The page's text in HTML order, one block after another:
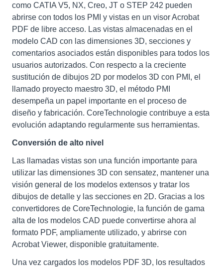
como CATIA V5, NX, Creo, JT o STEP 242 pueden
abrirse con todos los PMI y vistas en un visor Acrobat
PDF de libre acceso. Las vistas almacenadas en el
modelo CAD con las dimensiones 3D, secciones y
comentarios asociados están disponibles para todos los
usuarios autorizados. Con respecto a la creciente
sustitución de dibujos 2D por modelos 3D con PMI, el
llamado proyecto maestro 3D, el método PMI
desempeña un papel importante en el proceso de
diseño y fabricación. CoreTechnologie contribuye a esta
evolución adaptando regularmente sus herramientas.
Conversión de alto nivel
Las llamadas vistas son una función importante para
utilizar las dimensiones 3D con sensatez, mantener una
visión general de los modelos extensos y tratar los
dibujos de detalle y las secciones en 2D. Gracias a los
convertidores de CoreTechnologie, la función de gama
alta de los modelos CAD puede convertirse ahora al
formato PDF, ampliamente utilizado, y abrirse con
Acrobat Viewer, disponible gratuitamente.
Una vez cargados los modelos PDF 3D, los resultados